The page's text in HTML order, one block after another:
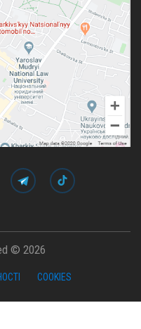
© 2026
COOKIES